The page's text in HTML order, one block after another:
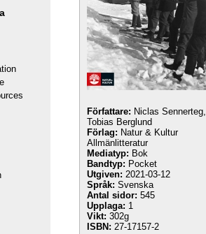
Författare: Niclas Sennerteg,
Tobias Berglund
Förlag: Natur & Kultur
Allmänlitteratur
Mediatyp: Bok
Bandtyp: Pocket
Utgiven: 2021-03-12
Språk: Svenska
Antal sidor: 545
Upplaga: 1
Vikt: 302g
ISBN: 27-17157-2